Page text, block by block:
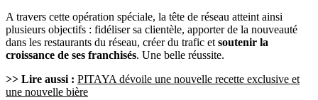
A travers cette opération spéciale, la tête de réseau atteint ainsi
plusieurs objectifs : fidéliser sa clientèle, apporter de la nouveauté
dans les restaurants du réseau, créer du trafic et soutenir la
croissance de ses franchisés. Une belle réussite.
>> Lire aussi : PITAYA dévoile une nouvelle recette exclusive et
une nouvelle bière